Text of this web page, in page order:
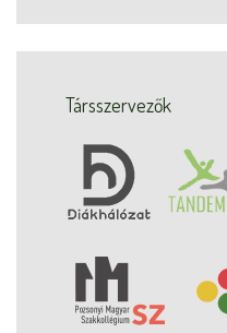
Társszervezők